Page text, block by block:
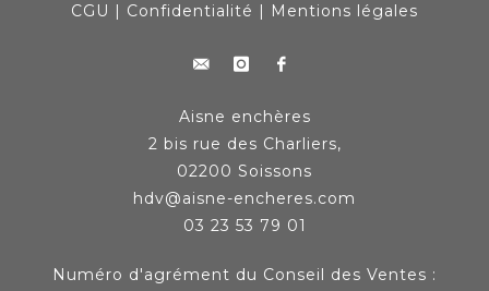
CGU | Confidentialité | Mentions légales
Aisne enchères
2 bis rue des Charliers,
02200 Soissons
hdv@aisne-encheres.com
03 23 53 79 01
Numéro d'agrément du Conseil des Ventes :